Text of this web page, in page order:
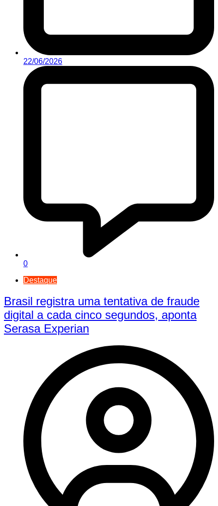
22/06/2026
0
Destaque
Brasil registra uma tentativa de fraude
digital a cada cinco segundos, aponta
Serasa Experian